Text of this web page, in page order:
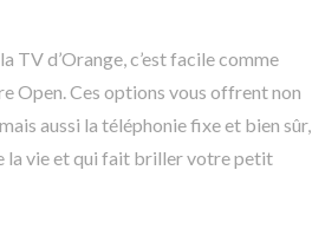
TV d’Orange, c’est facile comme
Open. Ces options vous offrent non
aussi la téléphonie fixe et bien sûr,
la vie et qui fait briller votre petit